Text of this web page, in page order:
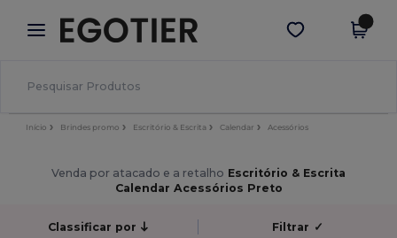
× App Egotier
Melhores preços na app!
Obter app
Início Brindes promo Escritório & Escrita Calendar Acessórios
Venda por atacado e a retalho Escritório & Escrita
Calendar Acessórios Preto
Classificar por Filtrar ✓